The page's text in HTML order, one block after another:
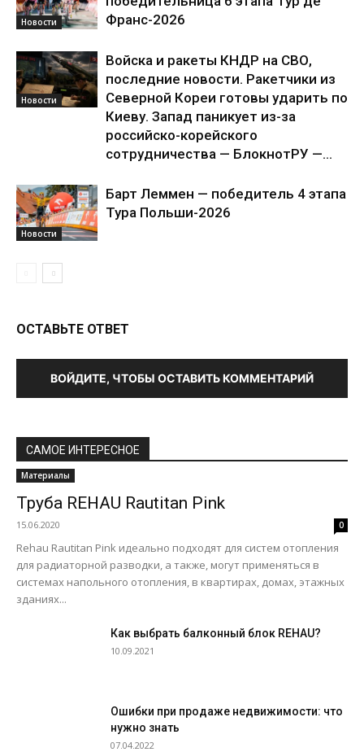
Новости
Франс-2026
Новости
Войска и ракеты КНДР на СВО,
последние новости. Ракетчики из
Северной Кореи готовы ударить по
Киеву. Запад паникует из-за
российско-корейского
сотрудничества — БлокнотРУ —...
Новости
Барт Леммен — победитель 4 этапа
Тура Польши-2026
ОСТАВЬТЕ ОТВЕТ
ВОЙДИТЕ, ЧТОБЫ ОСТАВИТЬ КОММЕНТАРИЙ
САМОЕ ИНТЕРЕСНОЕ
Материалы
Труба REHAU Rautitan Pink
15.06.2020 0
Rehau Rautitan Pink идеально подходят для систем отопления
для радиаторной разводки, а также, могут применяться в
системах напольного отопления, в квартирах, домах, этажных
зданиях...
Как выбрать балконный блок REHAU?
10.09.2021
Ошибки при продаже недвижимости: что
нужно знать
07.04.2022